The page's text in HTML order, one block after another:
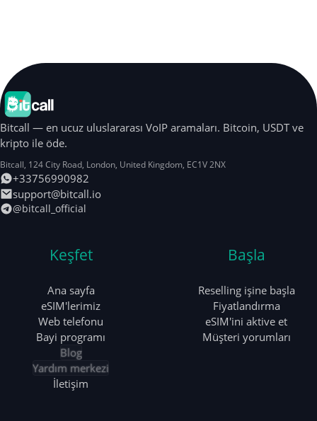
Bitcall — en ucuz uluslararası VoIP aramaları. Bitcoin, USDT ve
kripto ile öde.
Bitcall, 124 City Road, London, United Kingdom, EC1V 2NX
+33756990982
support@bitcall.io
@bitcall_official
Keşfet
Ana sayfa
eSIM'lerimiz
Web telefonu
Bayi programı
Blog
Yardım merkezi
İletişim
Başla
Reselling işine başla
Fiyatlandırma
eSIM'ini aktive et
Müşteri yorumları